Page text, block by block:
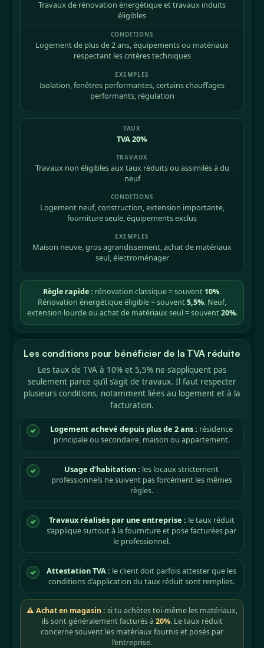
Travaux de rénovation énergétique et travaux induits
éligibles
Logement de plus de 2 ans, équipements ou matériaux
respectant les critères techniques
Isolation, fenêtres performantes, certains chauffages
performants, régulation
TVA 20%
Travaux non éligibles aux taux réduits ou assimilés à du
neuf
Logement neuf, construction, extension importante,
fourniture seule, équipements exclus
Maison neuve, gros agrandissement, achat de matériaux
seul, électroménager
Règle rapide : rénovation classique = souvent 10%.
Rénovation énergétique éligible = souvent5,5%. Neuf,
extension lourde ou achat de matériaux seul = souvent20%.
Les conditions pour bénéficier de la TVA réduite
Les taux de TVA à 10% et 5,5% ne s’appliquent pas
seulement parce qu’il s’agit de travaux. Il faut respecter
plusieurs conditions, notamment liées au logement et à la
facturation.
✓ Logement achevé depuis plus de 2 ans : résidence
principale ou secondaire, maison ou appartement.
✓ Usage d’habitation : les locaux strictement
professionnels ne suivent pas forcément les mêmes
règles.
✓ Travaux réalisés par une entreprise : le taux réduit
s’applique surtout à la fourniture et pose facturées par
le professionnel.
✓ Attestation TVA : le client doit parfois attester que les
conditions d’application du taux réduit sont remplies.
⚠ Achat en magasin : si tu achètes toi-même les matériaux,
ils sont généralement facturés à 20%. Le taux réduit
concerne souvent les matériaux fournis et posés par
l’entreprise.